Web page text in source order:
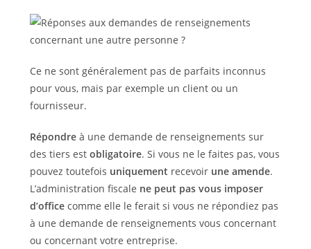
Ce ne sont généralement pas de parfaits inconnus
pour vous, mais par exemple un client ou un
fournisseur.
Répondreà une demande de renseignements sur
des tiers est obligatoire. Si vous ne le faites pas, vous
pouvez toutefois uniquement recevoir une amende.
L’administration fiscale ne peut pas vous imposer
d’officecomme elle le ferait si vous ne répondiez pas
à une demande de renseignements vous concernant
ou concernant votre entreprise.